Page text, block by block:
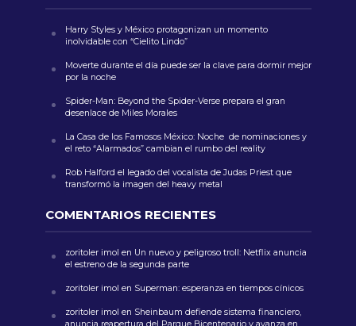
Harry Styles y México protagonizan un momento
inolvidable con “Cielito Lindo”
Moverte durante el día puede ser la clave para dormir mejor
por la noche
Spider-Man: Beyond the Spider-Verse prepara el gran
desenlace de Miles Morales
La Casa de los Famosos México: Noche de nominaciones y
el reto “Alarmados” cambian el rumbo del reality
Rob Halford el legado del vocalista de Judas Priest que
transformó la imagen del heavy metal
COMENTARIOS RECIENTES
zoritoler imol en Un nuevo y peligroso troll: Netflix anuncia
el estreno de la segunda parte
zoritoler imol en Superman: esperanza en tiempos cínicos
zoritoler imol en Sheinbaum defiende sistema financiero,
anuncia reapertura del Parque Bicentenario y avanza en